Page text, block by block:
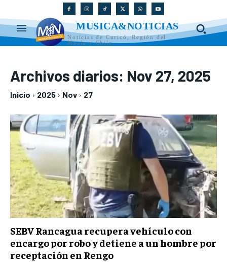
MUSICA&NOTICIAS
Noticias de Curicó, Región del
Maule y Chile
Archivos diarios: Nov 27, 2025
Inicio 2025 Nov 27
SEBV Rancagua recupera vehículo con
encargo por robo y detiene a un hombre por
receptación en Rengo